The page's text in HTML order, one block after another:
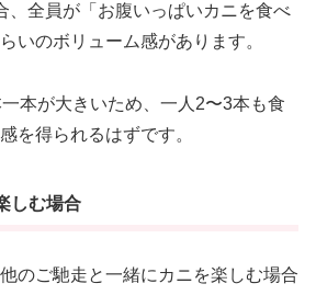
、全員が「お腹いっぱいカニを食べ
いのボリューム感があります。
本が大きいため、一人2〜3本も食
を得られるはずです。
しむ場合
のご馳走と一緒にカニを楽しむ場合